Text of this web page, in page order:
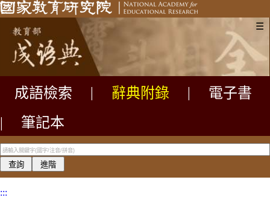
☰
成語檢索 辭典附錄
電子書
|
筆記本
:::